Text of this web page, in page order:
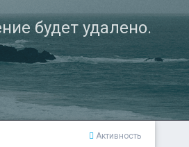
будет удалено.
Активность